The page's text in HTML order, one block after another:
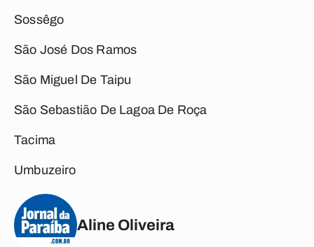
Sossêgo
São José Dos Ramos
São Miguel De Taipu
São Sebastião De Lagoa De Roça
Tacima
Umbuzeiro
Aline Oliveira